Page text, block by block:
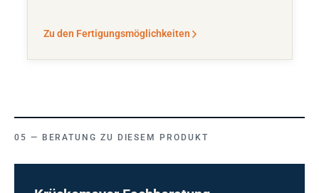
Zu den Fertigungsmöglichkeiten
BERATUNG ZU DIESEM PRODUKT